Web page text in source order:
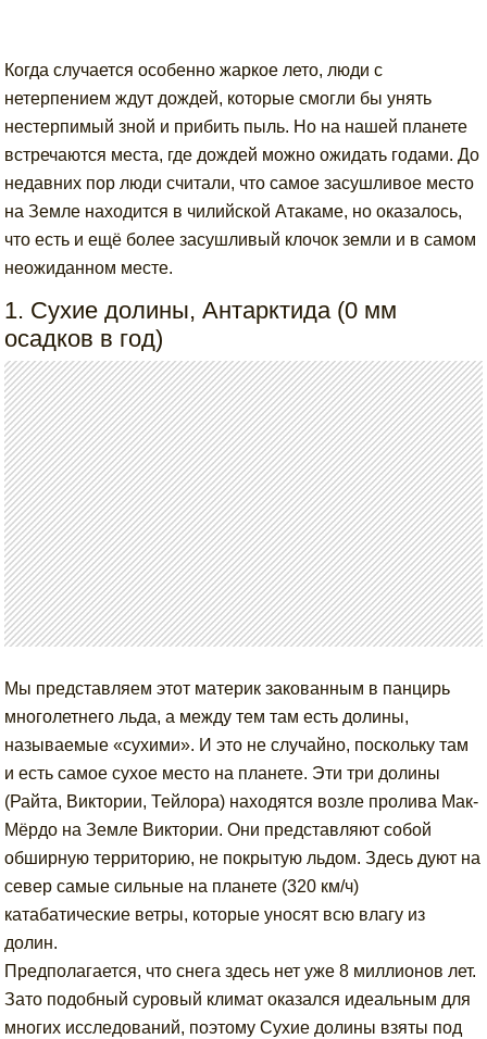
Когда случается особенно жаркое лето, люди с
нетерпением ждут дождей, которые смогли бы унять
нестерпимый зной и прибить пыль. Но на нашей планете
встречаются места, где дождей можно ожидать годами. До
недавних пор люди считали, что самое засушливое место
на Земле находится в чилийской Атакаме, но оказалось,
что есть и ещё более засушливый клочок земли и в самом
неожиданном месте.
1. Сухие долины, Антарктида (0 мм
осадков в год)
Мы представляем этот материк закованным в панцирь
многолетнего льда, а между тем там есть долины,
называемые «сухими». И это не случайно, поскольку там
и есть самое сухое место на планете. Эти три долины
(Райта, Виктории, Тейлора) находятся возле пролива Мак-
Мёрдо на Земле Виктории. Они представляют собой
обширную территорию, не покрытую льдом. Здесь дуют на
север самые сильные на планете (320 км/ч)
катабатические ветры, которые уносят всю влагу из
долин.
Предполагается, что снега здесь нет уже 8 миллионов лет.
Зато подобный суровый климат оказался идеальным для
многих исследований, поэтому Сухие долины взяты под